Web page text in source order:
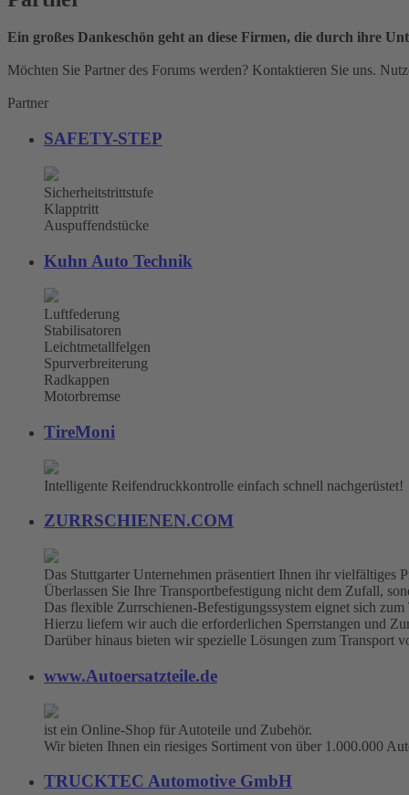
Ein großes Dankeschön geht an diese Firmen, die durch ihre
Möchten Sie Partner des Forums werden? Kontaktieren Sie uns.
Partner
SAFETY-STEP
Sicherheitstrittstufe
Klapptritt
Auspuffendstücke
Kuhn Auto Technik
Luftfederung
Stabilisatoren
Leichtmetallfelgen
Spurverbreiterung
Radkappen
Motorbremse
TireMoni
Intelligente Reifendruckkontrolle einfach schnell nachgerüstet!
ZURRSCHIENEN.COM
Das Stuttgarter Unternehmen präsentiert Ihnen ihr vielfältiges
Überlassen Sie Ihre Transportbefestigung nicht dem Zufall,
Das flexible Zurrschienen-Befestigungssystem eignet sich
Hierzu liefern wir auch die erforderlichen Sperrstangen und
Darüber hinaus bieten wir spezielle Lösungen zum Transport
www.Autoersatzteile.de
ist ein Online-Shop für Autoteile und Zubehör.
Wir bieten Ihnen ein riesiges Sortiment von über 1.000.000
TRUCKTEC Automotive GmbH